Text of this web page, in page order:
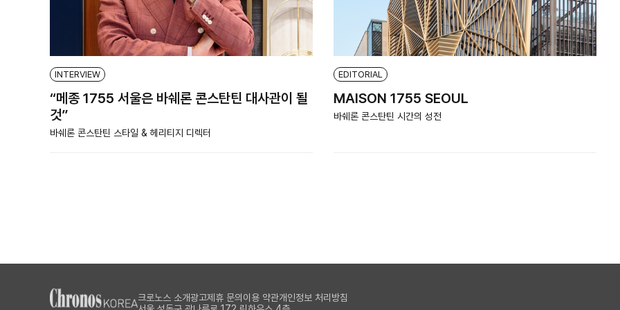
INTERVIEW
“메종 1755 서울은 바쉐론 콘스탄틴 대사관이 될
것”
바쉐론 콘스탄틴 스타일 & 헤리티지 디렉터
EDITORIAL
MAISON 1755 SEOUL
바쉐론 콘스탄틴 시간의 성전
크로노스 소개광고제휴 문의 이용 약관개인정보 처리방침